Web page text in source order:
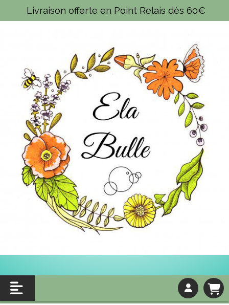
Livraison offerte en Point Relais dès 60€